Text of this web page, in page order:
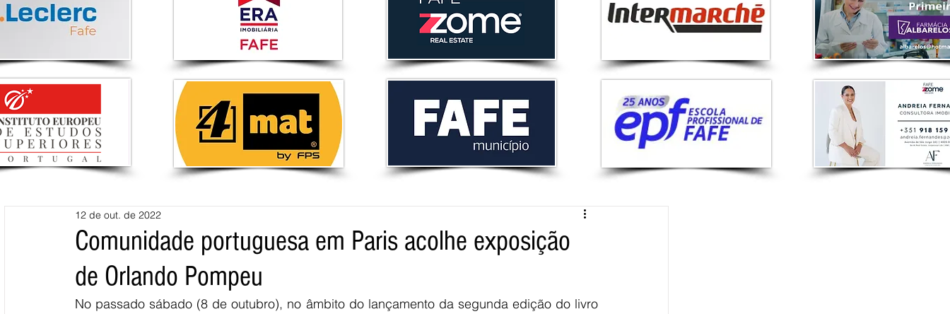
Comunidade portuguesa em Paris acolhe exposição
de Orlando Pompeu
12 de out. de 2022
No passado sábado (8 de outubro), no âmbito do lançamento da segunda edição do livro